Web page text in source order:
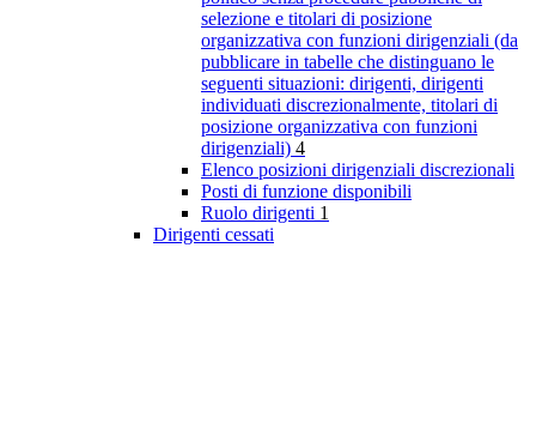
selezione e titolari di posizione
organizzativa con funzioni dirigenziali (da
pubblicare in tabelle che distinguano le
seguenti situazioni: dirigenti, dirigenti
individuati discrezionalmente, titolari di
posizione organizzativa con funzioni
dirigenziali) 4
Elenco posizioni dirigenziali discrezionali
Posti di funzione disponibili
Ruolo dirigenti 1
Dirigenti cessati